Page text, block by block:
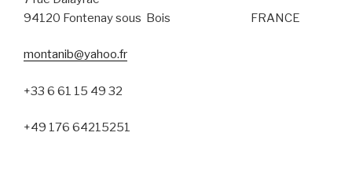
94120 Fontenay sous Bois FRANCE
montanib@yahoo.fr
+33 6 61 15 49 32
+49 176 64215251